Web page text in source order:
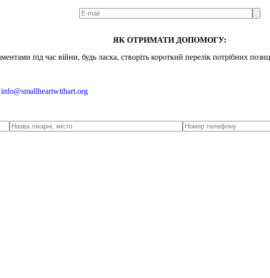
ЯК ОТРИМАТИ ДОПОМОГУ:
під час війни, будь ласка, створіть короткий перелік потрібних
info@smallheartwithart.org